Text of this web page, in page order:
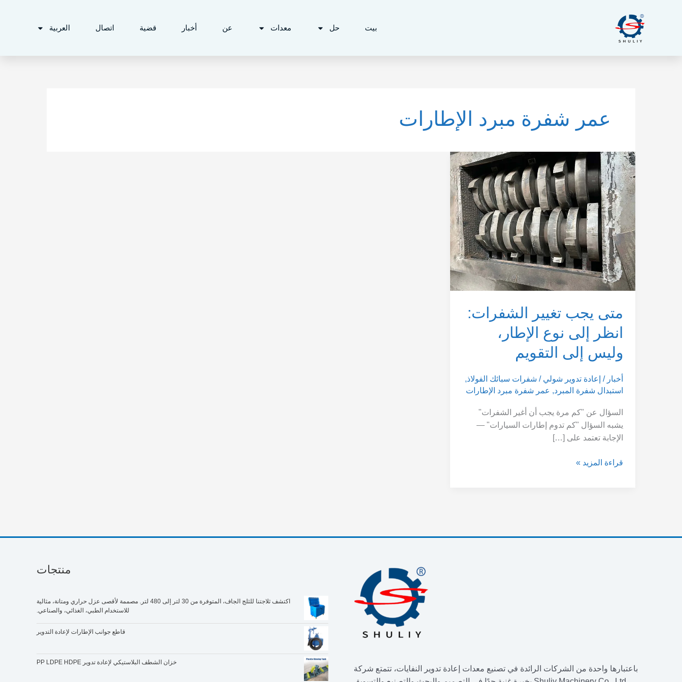
بيت حل معدات عن أخبار قضية اتصال العربية
عمر شفرة مبرد الإطارات
متى يجب تغيير الشفرات:
انظر إلى نوع الإطار،
وليس إلى التقويم
أخبار / إعادة تدوير شولي/ شفرات سبائك الفولاذ,
استبدال شفرة المبرد, عمر شفرة مبرد الإطارات
السؤال عن "كم مرة يجب أن أغير الشفرات"
يشبه السؤال "كم تدوم إطارات السيارات" —
الإجابة تعتمد على […]
متى
يجب
تغيير
الشفرات:
انظر
إلى
نوع
الإطار،
وليس
إلى
قراءة المزيد »
باعتبارها واحدة من الشركات الرائدة في تصنيع معدات إعادة تدوير النفايات، تتمتع شركة
منتجات
اكتشف ثلاجتنا للثلج الجاف، المتوفرة من 30 لتر إلى 480 لتر. مصممة لأقصى عزل حراري ومتانة، مثالية
للاستخدام الطبي، الغذائي، والصناعي.
قاطع جوانب الإطارات لإعادة التدوير
خزان الشطف البلاستيكي لإعادة تدوير PP LDPE HDPE